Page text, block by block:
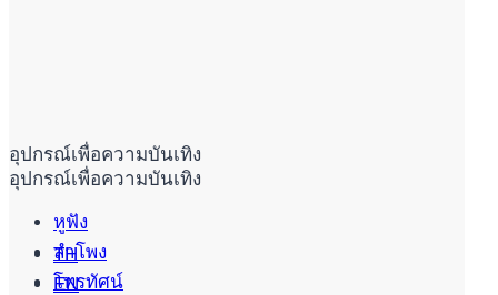
อุปกรณ์เพื่อความบันเทิง
อุปกรณ์เพื่อความบันเทิง
หูฟัง
ลำโพง
โทรทัศน์
TH
EN